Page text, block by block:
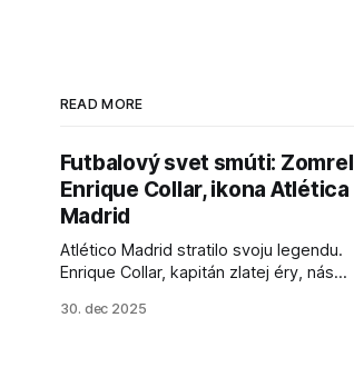
READ MORE
Futbalový svet smúti: Zomrel
Enrique Collar, ikona Atlética
Madrid
Atlético Madrid stratilo svoju legendu.
Enrique Collar, kapitán zlatej éry, nás
jeho úspechy a odkaz.
30. dec 2025